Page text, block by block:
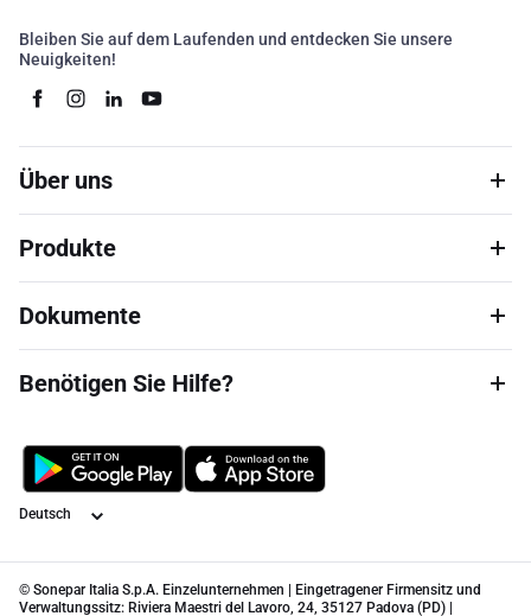
Bleiben Sie auf dem Laufenden und entdecken Sie unsere
Neuigkeiten!
Über uns
Produkte
Dokumente
Benötigen Sie Hilfe?
Sprache
© Sonepar Italia S.p.A. Einzelunternehmen | Eingetragener Firmensitz und
Verwaltungssitz: Riviera Maestri del Lavoro, 24, 35127 Padova (PD) |